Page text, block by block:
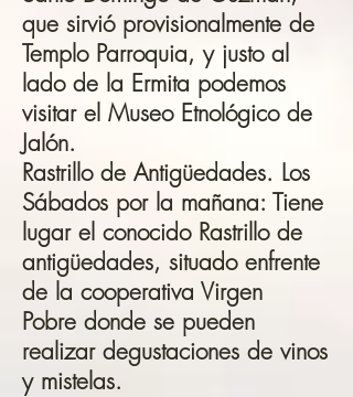
que sirvió provisionalmente de
Templo Parroquia, y justo al
lado de la Ermita podemos
visitar el Museo Etnológico de
Jalón.
Rastrillo de Antigüedades. Los
Sábados por la mañana: Tiene
lugar el conocido Rastrillo de
antigüedades, situado enfrente
de la cooperativa Virgen
Pobre donde se pueden
realizar degustaciones de vinos
y mistelas.